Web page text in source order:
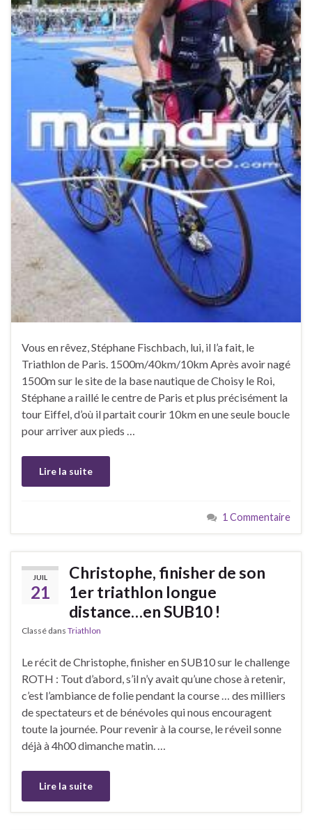
Vous en rêvez, Stéphane Fischbach, lui, il l’a fait, le
Triathlon de Paris. 1500m/40km/10km Après avoir nagé
1500m sur le site de la base nautique de Choisy le Roi,
Stéphane a raillé le centre de Paris et plus précisément la
tour Eiffel, d’où il partait courir 10km en une seule boucle
pour arriver aux pieds …
Lire la suite
1 Commentaire
JUIL
21
Christophe, finisher de son
1er triathlon longue
distance…en SUB10 !
Classé dans Triathlon
Le récit de Christophe, finisher en SUB10 sur le challenge
ROTH : Tout d’abord, s’il n’y avait qu’une chose à retenir,
c’est l’ambiance de folie pendant la course … des milliers
de spectateurs et de bénévoles qui nous encouragent
toute la journée. Pour revenir à la course, le réveil sonne
déjà à 4h00 dimanche matin. …
Lire la suite